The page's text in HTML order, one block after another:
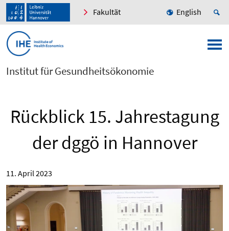
Fakultät English
Institut für Gesundheitsökonomie
Rückblick 15. Jahrestagung
der dggö in Hannover
11. April 2023